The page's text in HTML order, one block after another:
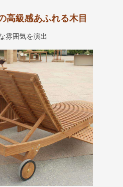
高級感あふれる木目
雰囲気を演出